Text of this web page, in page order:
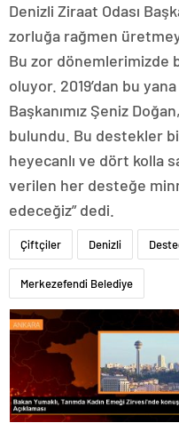
Denizli Ziraat Odası
zorluğa rağmen
Bu zor dönemlerimizde
oluyor. 2019’dan bu
Başkanımız Şeniz
bulundu. Bu destekler
heyecanlı ve dört kolla
verilen her desteğe
edeceğiz” dedi.
Çiftçiler Denizli
Merkezefendi Belediye